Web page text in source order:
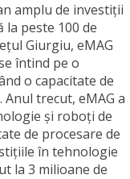
amplu de investiții
la peste 100 de
Giurgiu, eMAG
întind pe o
o capacitate de
trecut, eMAG a
și roboți de
de procesare de
în tehnologie
la 3 milioane de